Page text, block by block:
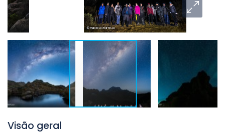
Visão geral